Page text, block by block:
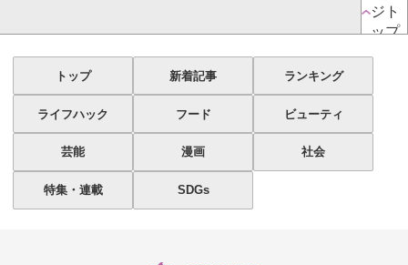
ジト
ップ
トップ 新着記事 ランキング
ライフハック フード ビューティ
芸能 漫画 社会
特集・連載 SDGs